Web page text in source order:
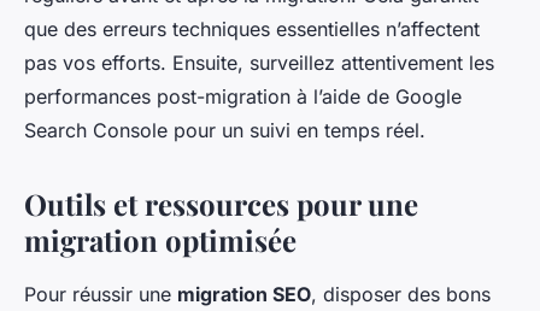
que des erreurs techniques essentielles n’affectent
pas vos efforts. Ensuite, surveillez attentivement les
performances post-migration à l’aide de Google
Search Console pour un suivi en temps réel.
Outils et ressources pour une
migration optimisée
Pour réussir une migration SEO, disposer des bons